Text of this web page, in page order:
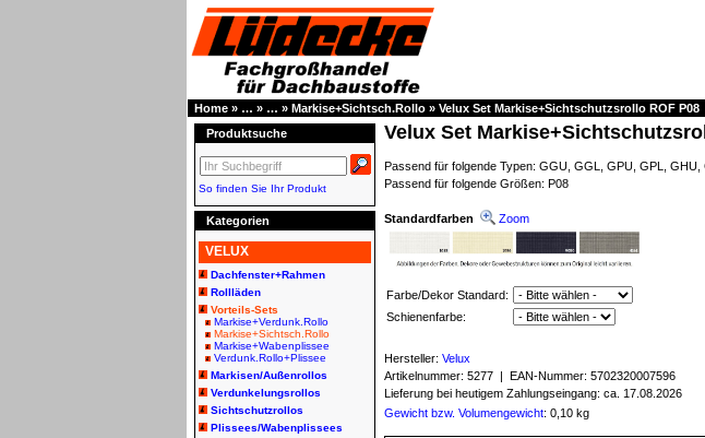
Home » … » … » Markise+Sichtsch.Rollo » Velux Set Markise+Sichtschutzsrollo ROF P08
Produktsuche
So finden Sie Ihr Produkt
Kategorien
VELUX
Dachfenster+Rahmen
Rollläden
Vorteils-Sets
Markise+Verdunk.Rollo
Markise+Sichtsch.Rollo
Markise+Wabenplissee
Verdunk.Rollo+Plissee
Markisen/Außenrollos
Verdunkelungsrollos
Sichtschutzrollos
Plissees/Wabenplissees
Velux Set
Passend für folgende Typen: GGU, GGL, GPU, GPL, GHU,
Passend für folgende Größen: P08
Standardfarben Zoom
Farbe/Dekor Standard:
Schienenfarbe:
Hersteller: Velux
Artikelnummer: 5277 | EAN-Nummer: 5702320007596
Lieferung bei heutigem Zahlungseingang: ca. 17.08.2026
Gewicht bzw. Volumengewicht: 0,10 kg